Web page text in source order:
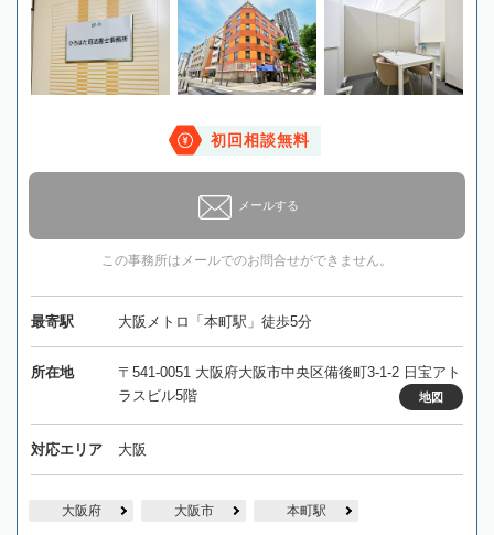
初回相談無料
メールする
この事務所はメールでのお問合せができません。
最寄駅 大阪メトロ「本町駅」徒歩5分
所在地
〒541-0051 大阪府大阪市中央区備後町3-1-2 日宝アト
ラスビル5階
地図
対応エリア 大阪
大阪府 大阪市 本町駅